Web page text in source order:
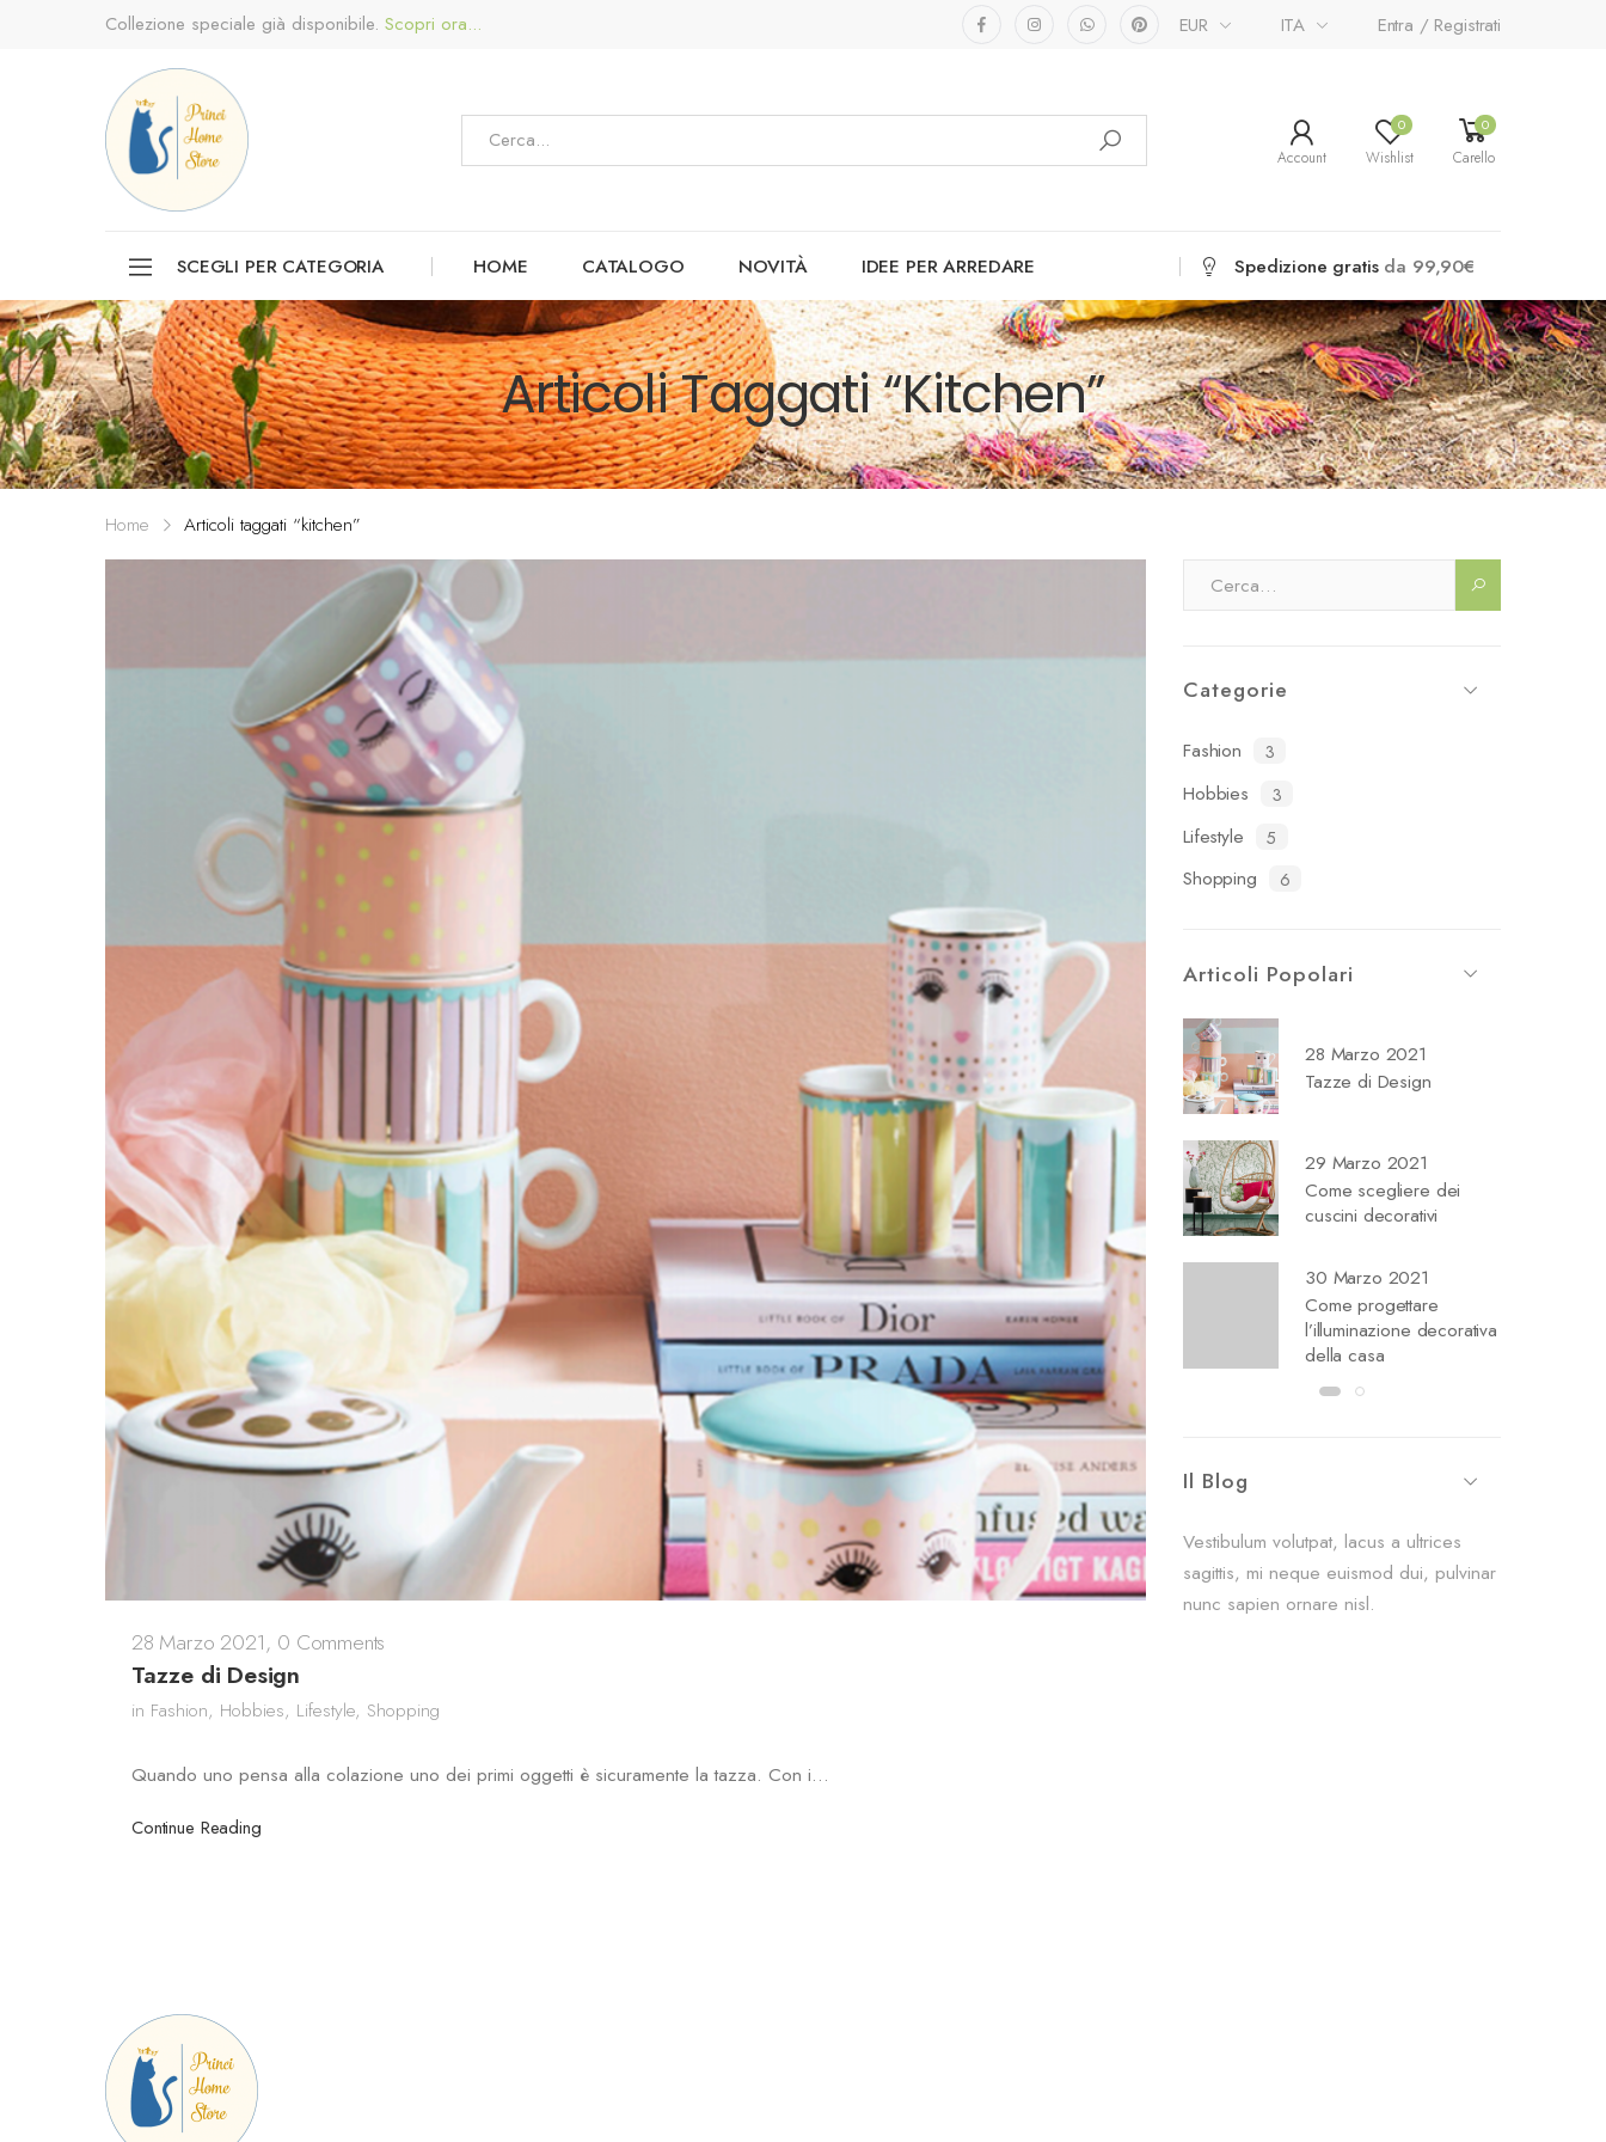
Collezione speciale già disponibile. Scopri ora... EUR ITA Entra / Registrati
Account
0
Wishlist
0
Carello
SCEGLI PER CATEGORIA HOME CATALOGO NOVITÀ IDEE PER ARREDARE Spedizione gratisda 99,90€
Articoli Taggati “kitchen”
Home Articoli taggati “kitchen”
28 Marzo 2021, 0 Comments
Tazze di Design
in Fashion, Hobbies, Lifestyle, Shopping
Quando uno pensa alla colazione uno dei primi oggetti è sicuramente la tazza. Con i…
Continue Reading
Categorie
Fashion 3
Hobbies 3
Lifestyle 5
Shopping 6
Articoli Popolari
28 Marzo 2021
Tazze di Design
29 Marzo 2021
Come scegliere dei
cuscini decorativi
30 Marzo 2021
Come progettare
l’illuminazione decorativa
della casa
Il Blog
Vestibulum volutpat, lacus a ultrices
sagittis, mi neque euismod dui, pulvinar
nunc sapien ornare nisl.